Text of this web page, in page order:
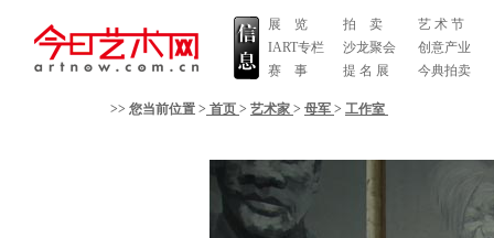
展 览
IART专栏
赛 事
拍 卖
沙龙聚会
提 名 展
艺 术 节
创意产业
今典拍卖
>> 您当前位置 > 首页 > 艺术家 > 母军 > 工作室